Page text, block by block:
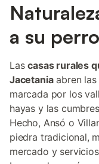
a su perro
Lascasas rurales
Jacetaniaabren las
marcada por los
hayas y las
Hecho, Ansó o
piedra tradicional,
mercado y